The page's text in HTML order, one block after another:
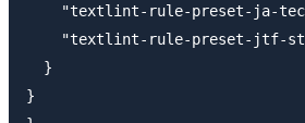
"textlint-rule-preset-ja-
"textlint-rule-preset-jtf-
  }
}